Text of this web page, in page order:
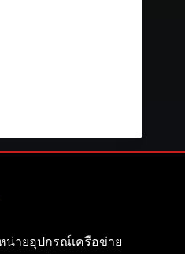
หน่ายอุปกรณ์เครือข่าย